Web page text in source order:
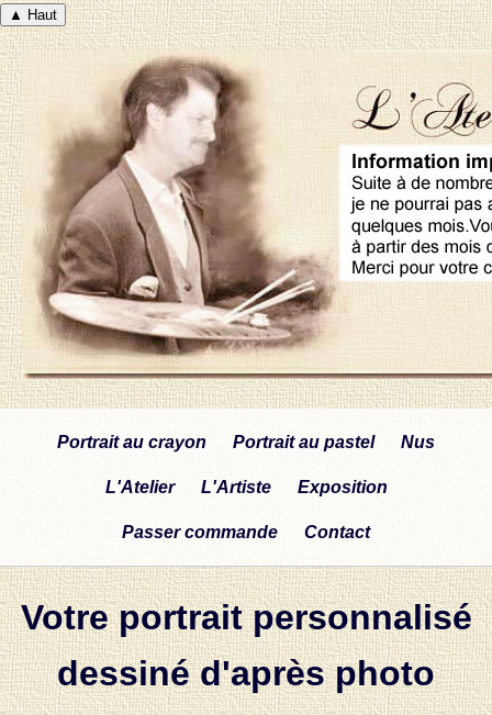
▲ Haut
Portrait au crayon Portrait au pastel Nus
L'Atelier L'Artiste Exposition
Passer commande Contact
Votre portrait personnalisé
dessiné d'après photo